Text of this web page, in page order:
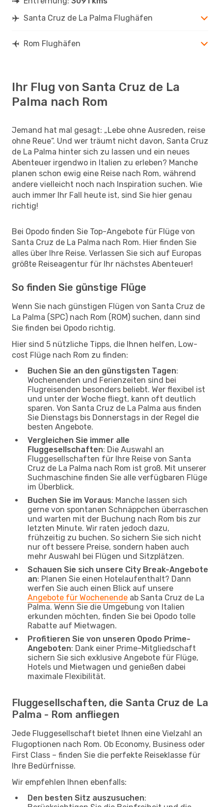
Santa Cruz de La Palma Flughäfen
Rom Flughäfen
Ihr Flug von Santa Cruz de La
Palma nach Rom
Jemand hat mal gesagt: „Lebe ohne Ausreden, reise
ohne Reue“. Und wer träumt nicht davon, Santa Cruz
de La Palma hinter sich zu lassen und ein neues
Abenteuer irgendwo in Italien zu erleben? Manche
planen schon ewig eine Reise nach Rom, während
andere vielleicht noch nach Inspiration suchen. Wie
auch immer Ihr Fall heute ist, sind Sie hier genau
richtig!
Bei Opodo finden Sie Top-Angebote für Flüge von
Santa Cruz de La Palma nach Rom. Hier finden Sie
alles über Ihre Reise. Verlassen Sie sich auf Europas
größte Reiseagentur für Ihr nächstes Abenteuer!
So finden Sie günstige Flüge
Wenn Sie nach günstigen Flügen von Santa Cruz de
La Palma (SPC) nach Rom (ROM) suchen, dann sind
Sie finden bei Opodo richtig.
Hier sind 5 nützliche Tipps, die Ihnen helfen, Low-
cost Flüge nach Rom zu finden:
Buchen Sie an den günstigsten Tagen:
Wochenenden und Ferienzeiten sind bei
Flugreisenden besonders beliebt. Wer flexibel ist
und unter der Woche fliegt, kann oft deutlich
sparen. Von Santa Cruz de La Palma aus finden
Sie Dienstags bis Donnerstags in der Regel die
besten Angebote.
Vergleichen Sie immer alle
Fluggesellschaften: Die Auswahl an
Fluggesellschaften für Ihre Reise von Santa
Cruz de La Palma nach Rom ist groß. Mit unserer
Suchmaschine finden Sie alle verfügbaren Flüge
im Überblick.
Buchen Sie im Voraus: Manche lassen sich
gerne von spontanen Schnäppchen überraschen
und warten mit der Buchung nach Rom bis zur
letzten Minute. Wir raten jedoch dazu,
frühzeitig zu buchen. So sichern Sie sich nicht
nur oft bessere Preise, sondern haben auch
mehr Auswahl bei Flügen und Sitzplätzen.
Schauen Sie sich unsere City Break-Angebote
an: Planen Sie einen Hotelaufenthalt? Dann
werfen Sie auch einen Blick auf unsere
Angebote für Wochenende ab Santa Cruz de La
Palma. Wenn Sie die Umgebung von Italien
erkunden möchten, finden Sie bei Opodo tolle
Rabatte auf Mietwagen.
Profitieren Sie von unseren Opodo Prime-
Angeboten: Dank einer Prime-Mitgliedschaft
sichern Sie sich exklusive Angebote für Flüge,
Hotels und Mietwagen und genießen dabei
maximale Flexibilität.
Fluggesellschaften, die Santa Cruz de La
Palma - Rom anfliegen
Jede Fluggesellschaft bietet Ihnen eine Vielzahl an
Flugoptionen nach Rom. Ob Economy, Business oder
First Class – finden Sie die perfekte Reiseklasse für
Ihre Bedürfnisse.
Wir empfehlen Ihnen ebenfalls:
Den besten Sitz auszusuchen: